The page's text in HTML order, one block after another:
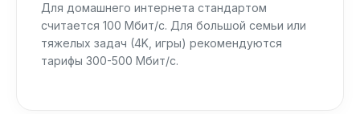
Для домашнего интернета стандартом
считается 100 Мбит/с. Для большой семьи или
тяжелых задач (4K, игры) рекомендуются
тарифы 300-500 Мбит/с.